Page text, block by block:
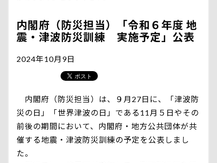
内閣府（防災担当）「令和６年度 地
震・津波防災訓練 実施予定」公表
2024年10月9日
内閣府（防災担当）は、９月27日に、「津波防
災の日」「世界津波の日」である11月５日やその
前後の期間において、内閣府・地方公共団体が共
催する地震・津波防災訓練の予定を公表しまし
た。